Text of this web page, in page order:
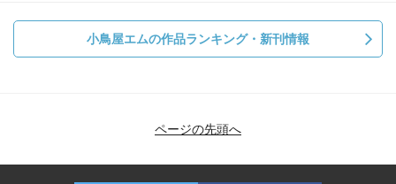
小鳥屋エムの作品ランキング・新刊情報
ページの先頭へ